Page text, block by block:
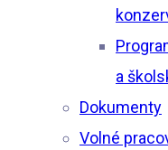
a
Dokumenty
Volné